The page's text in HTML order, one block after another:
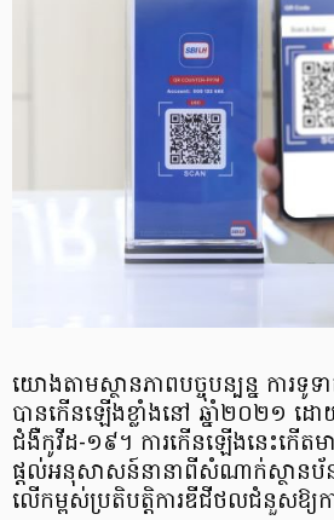
យោងតាមស្ថានភាពបច្ចុបន្បន្ន ការទូ
បានកើនឡើងខ្លាំងនៅ ឆ្នាំ២០២១ ដោយ
ជំងឺកូវីដ-១៩។ ការកើនឡើងនេះកើត
ផ្តល់អនុសាសន៍នានាពីសំណាក់ស្ថានប័ន
លើកម្ពស់ប្រតិបត្តិការឌីជីថលជំនួសឱ្យ